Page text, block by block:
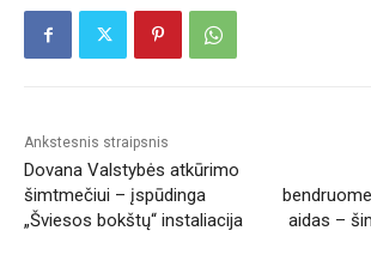
Ankstesnis straipsnis
Dovana Valstybės atkūrimo
šimtmečiui – įspūdinga
„Šviesos bokštų“ instaliacija
aidas –